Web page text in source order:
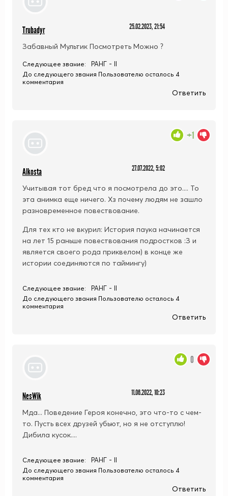
Trubadyr 25.02.2023, 21:54
Забавный Мультик Посмотреть Можно ?
Следующее звание: РАНГ - II
До следующего звания Пользователю осталось 4
комментария
Ответить
Alkosta 27.07.2022, 5:02
Учитывая тот бред что я посмотрела до это.... То
эта анимка еще ничего. Хз почему людям не зашло
разновременное повествование.
Для тех кто не вкурил: История паука начинается
на лет 15 раньше повествования подростков :З и
является своего рода приквелом) в конце же
истории соединяются по таймингу)
+1
Следующее звание: РАНГ - II
До следующего звания Пользователю осталось 4
комментария
Ответить
NesWik 11.06.2022, 10:23
Мда... Поведение Героя конечно, это что-то с чем-
то. Пусть всех друзей убьют, но я не отступлю!
Дибила кусок....
0
Следующее звание: РАНГ - II
До следующего звания Пользователю осталось 4
комментария
Ответить